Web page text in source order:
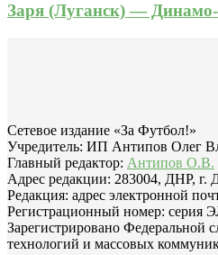
Заря (Луганск) —
Сетевое издание «За Футбол!»
Учредитель: ИП Антипов Олег
Главный редактор: Антипов О.В.
Адрес редакции: 283004, ДНР, г.
Редакция: адрес электронной
Регистрационный номер: серия
Зарегистрировано Федеральной
технологий и массовых